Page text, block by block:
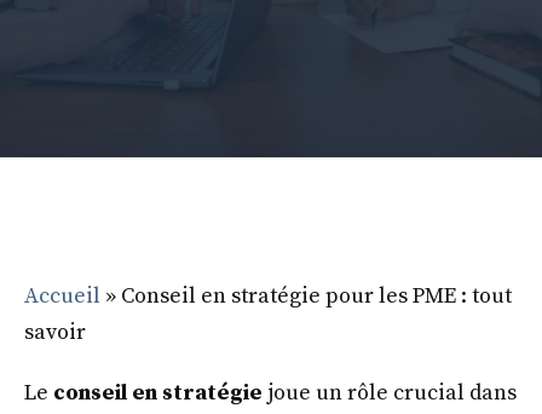
Accueil » Conseil en stratégie pour les PME : tout
savoir
Le conseil en stratégie joue un rôle crucial dans